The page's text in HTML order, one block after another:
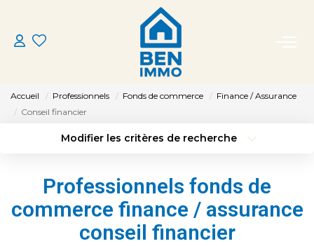
ACHETER
MON AGENCE
CONTACT
Accueil Professionnels Fonds de commerce
Finance / Assurance
Conseil financier
Modifier les critères de recherche
Sélectionnez...
Type de bien
Surface min
Plus de critères
Professionnels fonds de
commerce finance / assurance
conseil financier